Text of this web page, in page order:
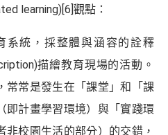
learning) [6] 觀點：
統，採整體與涵容的詮釋
描繪教育現場的活動。
常常是發生在「課堂」和「課
即計畫學習環境）與「實踐環
校園生活的部分）的交錯，